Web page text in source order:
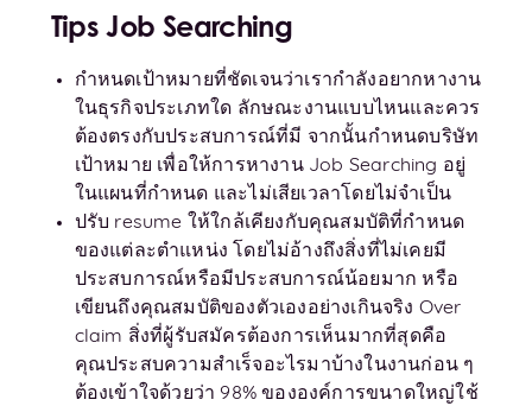
Tips Job Searching
กำหนดเป้าหมายที่ชัดเจนว่าเรากำลังอยากหางาน
ในธุรกิจประเภทใด ลักษณะงานแบบไหนและควร
ต้องตรงกับประสบการณ์ที่มี จากนั้นกำหนดบริษัท
เป้าหมาย เพื่อให้การหางาน Job Searching อยู่
ในแผนที่กำหนด และไม่เสียเวลาโดยไม่จำเป็น
ปรับ resume ให้ใกล้เคียงกับคุณสมบัติที่กำหนด
ของแต่ละตำแหน่ง โดยไม่อ้างถึงสิ่งที่ไม่เคยมี
ประสบการณ์หรือมีประสบการณ์น้อยมาก หรือ
เขียนถึงคุณสมบัติของตัวเองอย่างเกินจริง Over
claim สิ่งที่ผู้รับสมัครต้องการเห็นมากที่สุดคือ
คุณประสบความสำเร็จอะไรมาบ้างในงานก่อน ๆ
ต้องเข้าใจด้วยว่า 98% ขององค์การขนาดใหญ่ใช้